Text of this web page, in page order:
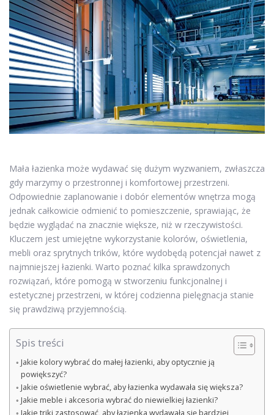
Mała łazienka może wydawać się dużym wyzwaniem, zwłaszcza
gdy marzymy o przestronnej i komfortowej przestrzeni.
Odpowiednie zaplanowanie i dobór elementów wnętrza mogą
jednak całkowicie odmienić to pomieszczenie, sprawiając, że
będzie wyglądać na znacznie większe, niż w rzeczywistości.
Kluczem jest umiejętne wykorzystanie kolorów, oświetlenia,
mebli oraz sprytnych trików, które wydobędą potencjał nawet z
najmniejszej łazienki. Warto poznać kilka sprawdzonych
rozwiązań, które pomogą w stworzeniu funkcjonalnej i
estetycznej przestrzeni, w której codzienna pielęgnacja stanie
się prawdziwą przyjemnością.
Spis treści
Jakie kolory wybrać do małej łazienki, aby optycznie ją
powiększyć?
Jakie oświetlenie wybrać, aby łazienka wydawała się większa?
Jakie meble i akcesoria wybrać do niewielkiej łazienki?